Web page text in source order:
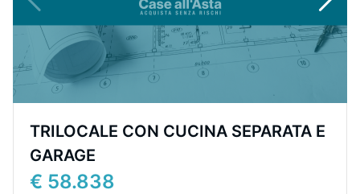
TRILOCALE CON CUCINA SEPARATA E
GARAGE
€ 58.838